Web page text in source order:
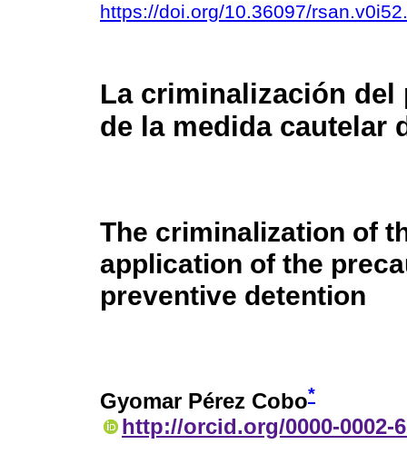
https://doi.org/10.36097/
La criminalización del
de la medida cautelar
The criminalization of
application of the
preventive detention
Gyomar Pérez Cobo*
http://orcid.org/0000-0002-